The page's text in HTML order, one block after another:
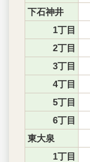
下石神井
1丁目
2丁目
3丁目
4丁目
5丁目
6丁目
東大泉
1丁目